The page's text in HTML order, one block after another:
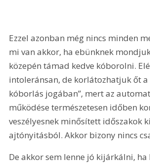
Ezzel azonban még nincs minden
mi van akkor, ha ebünknek
közepén támad kedve kóborolni.
intoleránsan, de korlátozhatjuk őt a
kóborlás jogában”, mert az
működése természetesen időben
veszélyesnek minősített időszakok
ajtónyitásból. Akkor bizony nincs
De akkor sem lenne jó kijárkálni, ha